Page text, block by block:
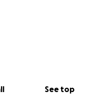
See top